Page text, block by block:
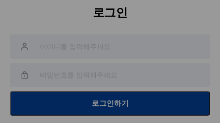
로그인
로그인하기